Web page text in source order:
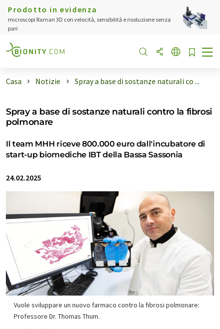
Prodotto in evidenza
microscopi Raman 3D con velocità, sensibilità e risoluzione senza
pari
Casa Notizie Spray a base di sostanze naturali co ...
Spray a base di sostanze naturali contro la fibrosi
polmonare
Il team MHH riceve 800.000 euro dall'incubatore di
start-up biomediche IBT della Bassa Sassonia
24.02.2025
Vuole sviluppare un nuovo farmaco contro la fibrosi polmonare:
Professore Dr. Thomas Thum.